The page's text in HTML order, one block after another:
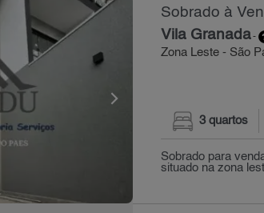
Sobrado à
Vila Granada-
Zona Leste - São
3 quartos
Sobrado para
situado na zona